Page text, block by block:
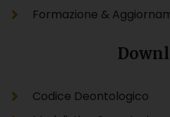
Formazione &
Codice Deontologico